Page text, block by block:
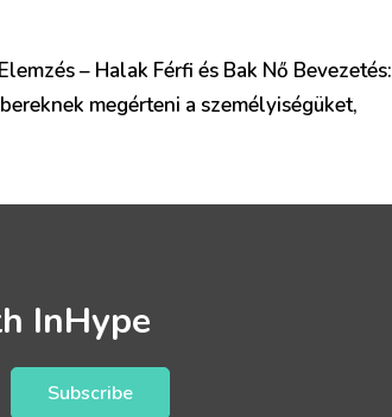
– Halak Férfi és Bak Nő Bevezetés:
megérteni a személyiségüket,
InHype
Subscribe